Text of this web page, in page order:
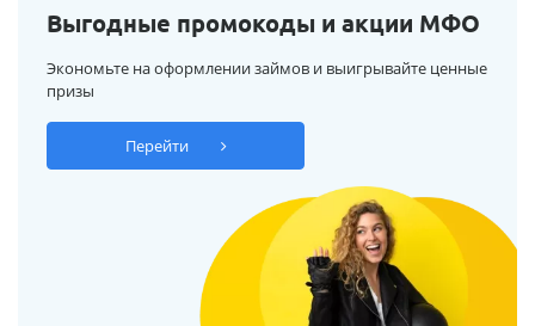
Выгодные промокоды и акции МФО
Экономьте на оформлении займов и выигрывайте ценные
призы
Перейти